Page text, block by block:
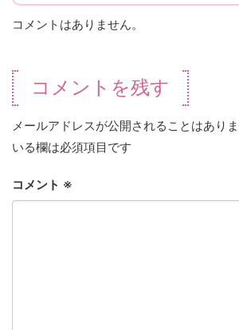
コメントはありません。
コメントを残す
メールアドレスが公開されることはありま
いる欄は必須項目です
コメント ※